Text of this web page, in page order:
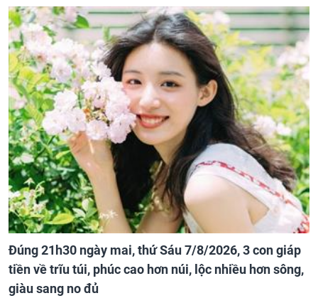
Đúng 21h30 ngày mai, thứ Sáu 7/8/2026, 3 con giáp
tiền về trĩu túi, phúc cao hơn núi, lộc nhiều hơn sông,
giàu sang no đủ